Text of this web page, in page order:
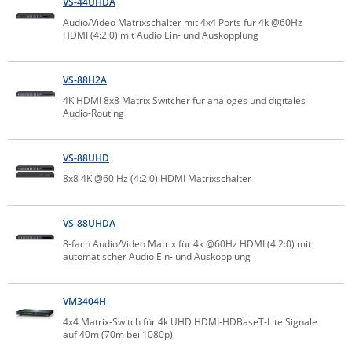
Energiemessung
Energieverteilung
IP, WLAN & GSM Sensorik
IoT - Internet of Things
IPC, Industrielle Netzwerktechnik & WLAN
Industrielle Netzwerktechnik / Kommunikation
Industrielle Computer
Wi-Fi - WLAN - Wireless
IT Netzwerktechnik / Kommunikation
Sonstige
Comet System
CompleTech
Digi
Elsys
Enginko - mcf88
Gude
High Sec Labs
HW group
Audio/Video Matrixschalter mit 4x4 Ports für 4k @60Hz
HDMI (4:2:0) mit Audio Ein- und Auskopplung
VS-88H2A
4K HDMI 8x8 Matrix Switcher für analoges und digitales
Audio-Routing
VS-88UHD
8x8 4K @60 Hz (4:2:0) HDMI Matrixschalter
VS-88UHDA
8-fach Audio/Video Matrix für 4k @60Hz HDMI (4:2:0) mit
automatischer Audio Ein- und Auskopplung
VM3404H
4x4 Matrix-Switch für 4k UHD HDMI-HDBaseT-Lite Signale
auf 40m (70m bei 1080p)